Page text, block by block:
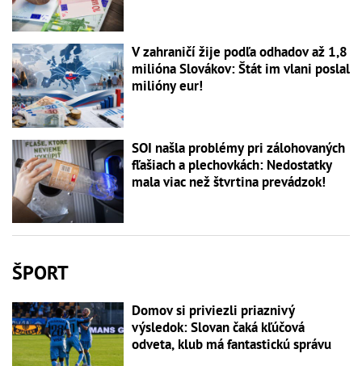
V zahraničí žije podľa odhadov až 1,8
milióna Slovákov: Štát im vlani poslal
milióny eur!
SOI našla problémy pri zálohovaných
fľašiach a plechovkách: Nedostatky
mala viac než štvrtina prevádzok!
ŠPORT
Domov si priviezli priaznivý
výsledok: Slovan čaká kľúčová
odveta, klub má fantastickú správu